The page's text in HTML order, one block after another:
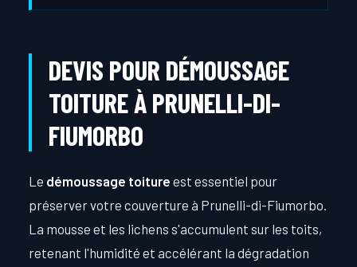
DEVIS POUR DÉMOUSSAGE
TOITURE À PRUNELLI-DI-
FIUMORBO
Le démoussage toiture est essentiel pour
préserver votre couverture à Prunelli-di-Fiumorbo.
La mousse et les lichens s'accumulent sur les toits,
retenant l'humidité et accélérant la dégradation